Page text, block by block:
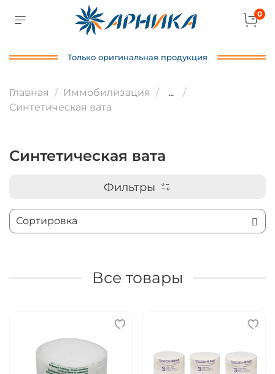
0
Только оригинальная продукция
Главная Иммобилизация
...
Синтетическая вата
Синтетическая вата
Фильтры
Все товары